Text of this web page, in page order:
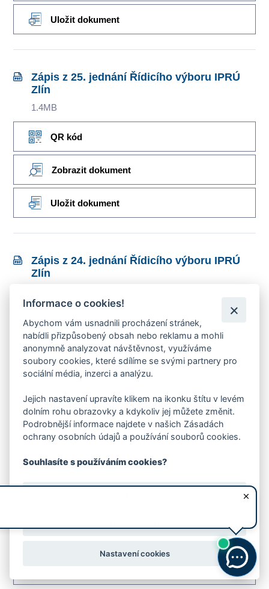
Uložit dokument
Zápis z 25. jednání Řídicího výboru IPRÚ
Zlín
1.4MB
QR kód
Zobrazit dokument
Uložit dokument
Zápis z 24. jednání Řídicího výboru IPRÚ
Zlín
QR kód
Zobrazit dokument
Zápis z 23. jednání Řídicího výboru IPRÚ
Zlín
Zobrazit dokument
Informace o cookies!
Abychom vám usnadnili procházení stránek,
nabídli přizpůsobený obsah nebo reklamu a mohli
anonymně analyzovat návštěvnost, využíváme
soubory cookies, které sdílíme se svými partnery pro
sociální média, inzerci a analýzu.
Jejich nastavení upravíte klikem na ikonku štítu v levém
dolním rohu obrazovky a kdykoliv jej můžete změnit.
Podrobnější informace najdete v našich Zásadách
ochrany osobních údajů a používání souborů cookies.
Souhlasíte s používáním cookies?
Nastavení cookies